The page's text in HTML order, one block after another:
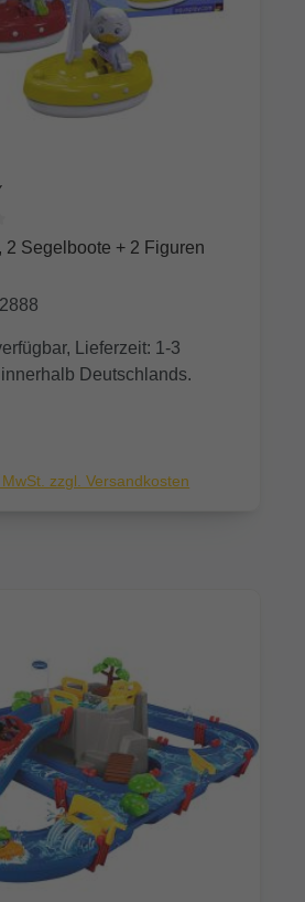
Bewertung von 0 von 5
2 Segelboote + 2 Figuren
Lieferzeit: 1-3
Deutschlands.
zzgl. Versandkosten